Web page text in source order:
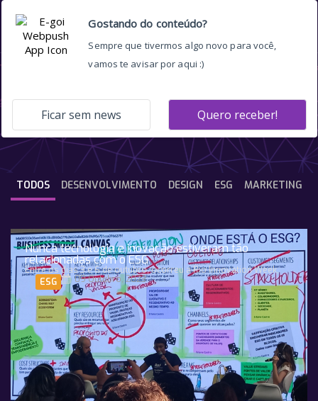
novidades
DESENVOLVIMENTO DESIGN ESG MARKETING
TODOS
Nunca tecnologia e inovação estiveram tão
relacionadas com o ESG
Entre os dias 3 e 6 de outubro, ocorreu a Rio Innovation Week,
ESG
09 Outubro, 2023